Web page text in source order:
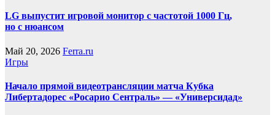
LG выпустит игровой монитор с частотой 1000 Гц,
но с нюансом
Май 20, 2026 Ferra.ru
Игры
Начало прямой видеотрансляции матча Кубка
Либертадорес «Росарио Сентраль» — «Универсидад»